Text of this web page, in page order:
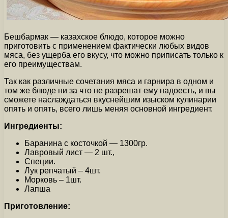
Бешбармак — казахское блюдо, которое можно
приготовить с применением фактически любых видов
мяса, без ущерба его вкусу, что можно приписать только к
его преимуществам.
Так как различные сочетания мяса и гарнира в одном и
том же блюде ни за что не разрешат ему надоесть, и вы
сможете наслаждаться вкуснейшим изыском кулинарии
опять и опять, всего лишь меняя основной ингредиент.
Ингредиенты:
Баранина с косточкой — 1300гр.
Лавровый лист — 2 шт.,
Специи.
Лук репчатый – 4шт.
Морковь – 1шт.
Лапша
Приготовление: